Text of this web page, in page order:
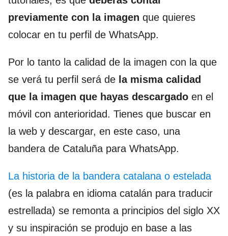
previamente con la imagen que quieres
colocar en tu perfil de WhatsApp.
Por lo tanto la calidad de la imagen con la que
se verá tu perfil será de la misma calidad
que la imagen que hayas descargado en el
móvil con anterioridad. Tienes que buscar en
la web y descargar, en este caso, una
bandera de Cataluña para WhatsApp.
La historia de la bandera catalana o estelada
(es la palabra en idioma catalán para traducir
estrellada) se remonta a principios del siglo XX
y su inspiración se produjo en base a las